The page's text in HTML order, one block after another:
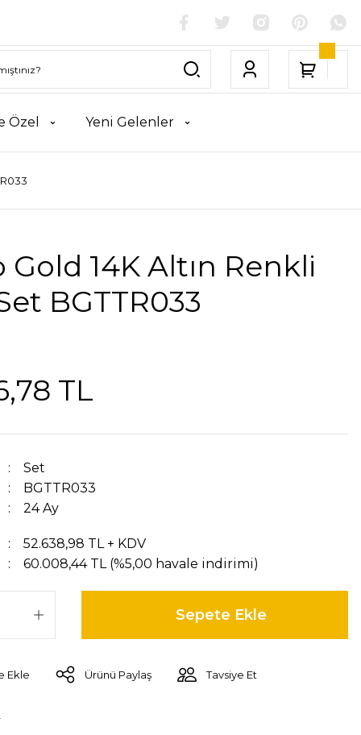
Özel Yeni Gelenler
Gold 14K Altın Renkli
BGTTR033
TL
Set
BGTTR033
24 Ay
52.638,98 TL + KDV
60.008,44 TL (%5,00 havale indirimi)
Sepete Ekle
Ürünü Paylaş Tavsiye Et